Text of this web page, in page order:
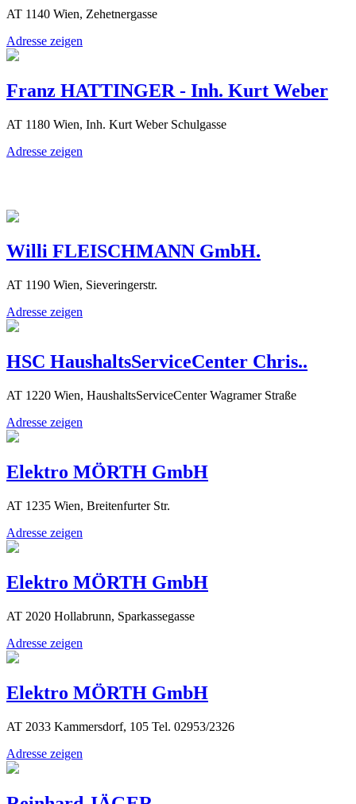
AT 1140 Wien, Zehetnergasse
Adresse zeigen
Franz HATTINGER - Inh. Kurt Weber
AT 1180 Wien, Inh. Kurt Weber Schulgasse
Adresse zeigen
Willi FLEISCHMANN GmbH.
AT 1190 Wien, Sieveringerstr.
Adresse zeigen
HSC HaushaltsServiceCenter Chris..
AT 1220 Wien, HaushaltsServiceCenter Wagramer Straße
Adresse zeigen
Elektro MÖRTH GmbH
AT 1235 Wien, Breitenfurter Str.
Adresse zeigen
Elektro MÖRTH GmbH
AT 2020 Hollabrunn, Sparkassegasse
Adresse zeigen
Elektro MÖRTH GmbH
AT 2033 Kammersdorf, 105 Tel. 02953/2326
Adresse zeigen